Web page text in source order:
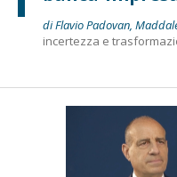
di Flavio Padovan,
incertezza e